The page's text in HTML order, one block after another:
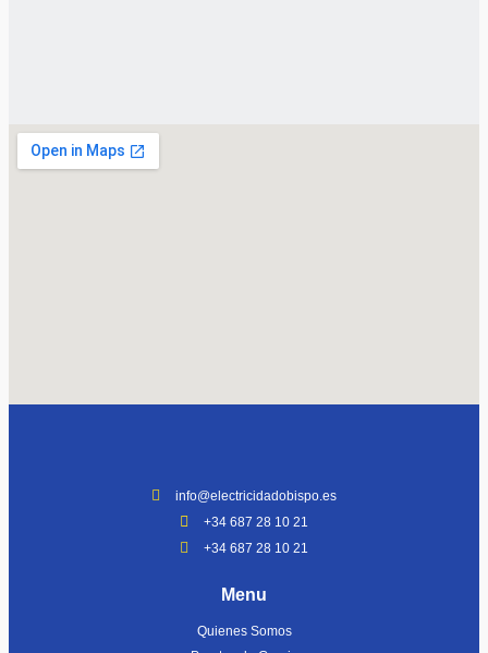
info@electricidadobispo.es
+34 687 28 10 21
+34 687 28 10 21
Menu
Quienes Somos